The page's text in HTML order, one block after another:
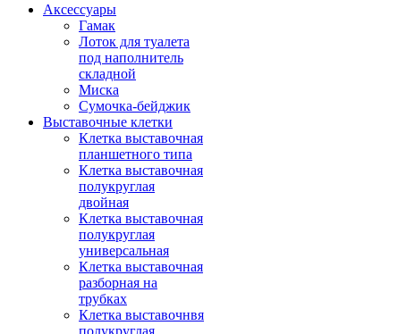
Аксессуары
Гамак
Лоток для туалета
под наполнитель
складной
Миска
Сумочка-бейджик
Выставочные клетки
Клетка выставочная
планшетного типа
Клетка выставочная
полукруглая
двойная
Клетка выставочная
полукруглая
универсальная
Клетка выставочная
разборная на
трубках
Клетка выставочнвя
полукруглая